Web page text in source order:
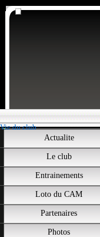
Vie du club
Actualite
Le club
Entrainements
Loto du CAM
Partenaires
Photos